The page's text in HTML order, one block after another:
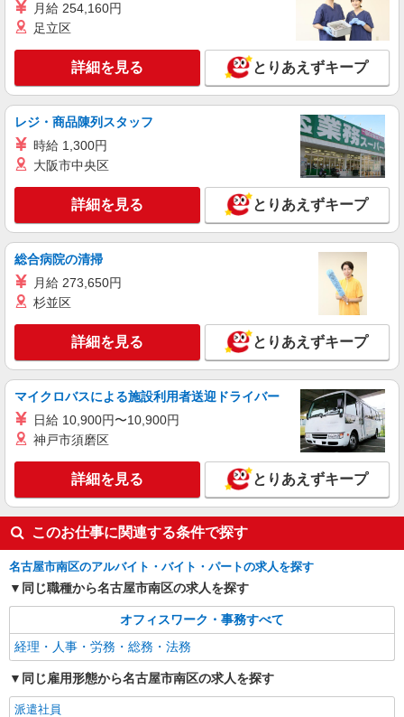
月給 254,160円
足立区
詳細を見る とりあえずキープ
レジ・商品陳列スタッフ
時給 1,300円
大阪市中央区
詳細を見る とりあえずキープ
総合病院の清掃
月給 273,650円
杉並区
詳細を見る とりあえずキープ
マイクロバスによる施設利用者送迎ドライバー
日給 10,900円〜10,900円
神戸市須磨区
詳細を見る とりあえずキープ
このお仕事に関連する条件で探す
名古屋市南区のアルバイト・バイト・パートの求人を探す
同じ職種から名古屋市南区の求人を探す
オフィスワーク・事務すべて
経理・人事・労務・総務・法務
同じ雇用形態から名古屋市南区の求人を探す
派遣社員